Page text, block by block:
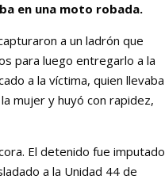
en una moto robada.
a un ladrón que
para luego entregarlo a la
a la víctima, quien llevaba
mujer y huyó con rapidez,
El detenido fue imputado
a la Unidad 44 de